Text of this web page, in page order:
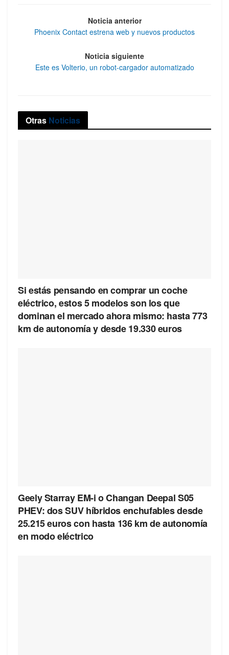
Noticia anterior
Phoenix Contact estrena web y nuevos productos
Noticia siguiente
Este es Volterio, un robot-cargador automatizado
Otras Noticias
Si estás pensando en comprar un coche
eléctrico, estos 5 modelos son los que
dominan el mercado ahora mismo: hasta 773
km de autonomía y desde 19.330 euros
Geely Starray EM-i o Changan Deepal S05
PHEV: dos SUV híbridos enchufables desde
25.215 euros con hasta 136 km de autonomía
en modo eléctrico